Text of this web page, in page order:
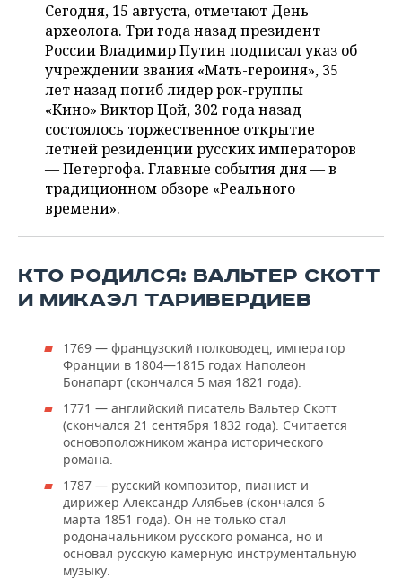
ВОЛЕЙБОЛ
КИБЕРСПОРТ
ФИГУРНОЕ КАТАНИЕ
ВОДНЫЕ ВИДЫ СПОРТА
ХОККЕЙ С МЯЧОМ
ИСТОРИЯ
КУЛЬТУРА
МЕДИЦИНА
ОБРАЗОВАНИЕ
ПРОИСШЕСТВИЯ
СПИСОК ПЕРСОН
СПИСОК КОМПАНИЙ
ПОЛНАЯ ВЕРСИЯ
Сегодня, 15 августа, отмечают День
археолога. Три года назад президент
России Владимир Путин подписал указ об
учреждении звания «Мать-героиня», 35
лет назад погиб лидер рок-группы
«Кино» Виктор Цой, 302 года назад
состоялось торжественное открытие
летней резиденции русских императоров
— Петергофа. Главные события дня — в
традиционном обзоре «Реального
времени».
КТО РОДИЛСЯ: ВАЛЬТЕР СКОТТ
И МИКАЭЛ ТАРИВЕРДИЕВ
1769 — французский полководец, император
Франции в 1804—1815 годах Наполеон
Бонапарт (скончался 5 мая 1821 года).
1771 — английский писатель Вальтер Скотт
(скончался 21 сентября 1832 года). Считается
основоположником жанра исторического
романа.
1787 — русский композитор, пианист и
дирижер Александр Алябьев (скончался 6
марта 1851 года). Он не только стал
родоначальником русского романса, но и
основал русскую камерную инструментальную
музыку.